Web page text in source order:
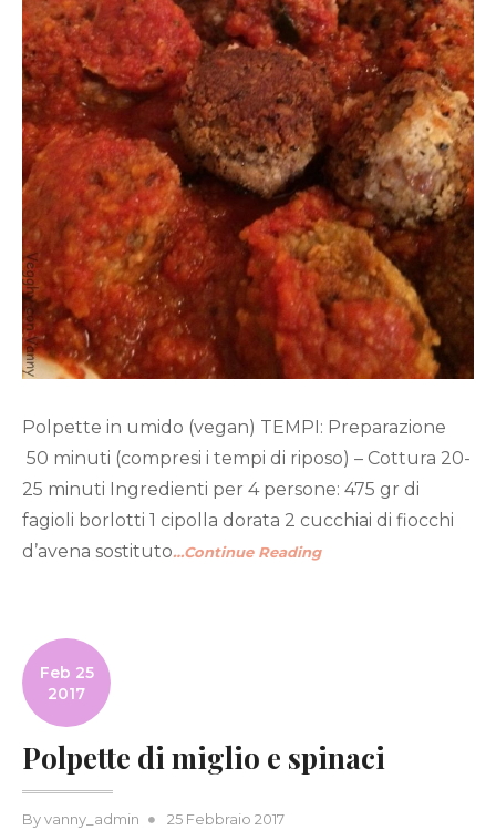
Polpette in umido (vegan) TEMPI: Preparazione
50 minuti (compresi i tempi di riposo) – Cottura 20-
25 minuti Ingredienti per 4 persone: 475 gr di
fagioli borlotti 1 cipolla dorata 2 cucchiai di fiocchi
d’avena sostituto…Continue Reading
Feb 25
2017
Polpette di miglio e spinaci
Byvanny_admin Posted
25 Febbraio 2017